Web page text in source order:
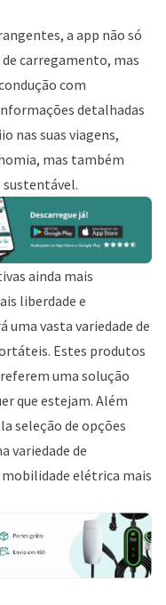
a app não só
carregamento, mas
com
detalhadas
nas suas viagens,
mas também
ainda mais
liberdade e
vasta variedade de
Estes produtos
uma solução
que estejam. Além
seleção de opções
variedade de
mobilidade elétrica mais